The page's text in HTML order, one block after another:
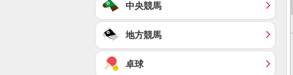
中央競馬
地方競馬
卓球